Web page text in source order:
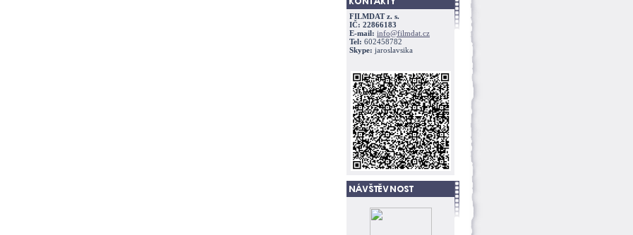
FILMDAT z. s.
IČ: 22866183
E-mail: info@filmdat.cz
Tel: 602458782
Skype: jaroslavsika